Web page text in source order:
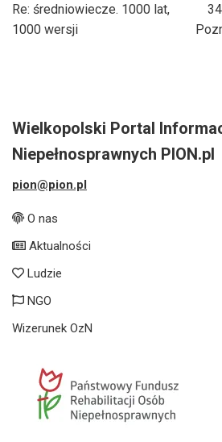
Re: średniowiecze. 1000 lat,
1000 wersji
Wielkopolski Portal
Niepełnosprawnych PION.pl
pion@pion.pl
O nas
Aktualności
Ludzie
NGO
Wizerunek OzN